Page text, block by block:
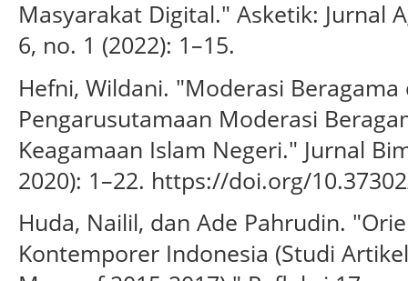
Masyarakat Digital." Asketik: Jurnal
6, no. 1 (2022): 1–15.
Hefni, Wildani. "Moderasi
Pengarusutamaan Moderasi
Keagamaan Islam Negeri." Jurnal
2020): 1–22. https://doi.org/
Huda, Nailil, dan Ade Pahrudin.
Kontemporer Indonesia (Studi